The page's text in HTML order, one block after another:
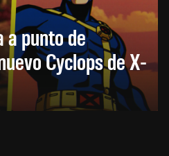
a punto de
Cyclops de X-